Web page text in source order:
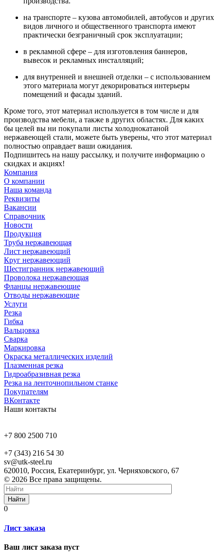
на транспорте – кузова автомобилей, автобусов и других
видов личного и общественного транспорта имеют
практически безграничный срок эксплуатации;
в рекламной сфере – для изготовления баннеров,
вывесок и рекламных инсталляций;
для внутренней и внешней отделки – с использованием
этого материала могут декорироваться интерьеры
помещений и фасады зданий.
Кроме того, этот материал используется в том числе и для
производства мебели, а также в других областях. Для каких
бы целей вы ни покупали листы холоднокатаной
нержавеющей стали, можете быть уверены, что этот материал
полностью оправдает ваши ожидания.
Подпишитесь на нашу рассылку, и получите информацию о
скидках и акциях!
Компания
О компании
Наша команда
Реквизиты
Вакансии
Справочник
Новости
Продукция
Труба нержавеющая
Лист нержавеющий
Круг нержавеющий
Шестигранник нержавеющий
Проволока нержавеющая
Фланцы нержавеющие
Отводы нержавеющие
Услуги
Резка
Гибка
Вальцовка
Сварка
Маркировка
Окраска металлических изделий
Плазменная резка
Гидроабразивная резка
Резка на ленточнопильном станке
Покупателям
ВКонтакте
Наши контакты
+7 800 2500 710
+7 (343) 216 54 30
sv@utk-steel.ru
620010, Россия, Екатеринбург, ул. Черняховского, 67
© 2026 Все права защищены.
Найти
0
Лист заказа
Ваш лист заказа пуст